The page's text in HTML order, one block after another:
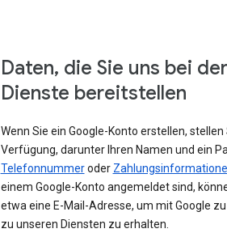
Daten, die Sie uns bei
Dienste bereitstellen
Wenn Sie ein Google-Konto erstellen, stellen
Verfügung, darunter Ihren Namen und ein
Telefonnummeroder
einem Google-Konto angemeldet sind,
etwa eine E-Mail-Adresse, um mit Google
zu unseren Diensten zu erhalten.